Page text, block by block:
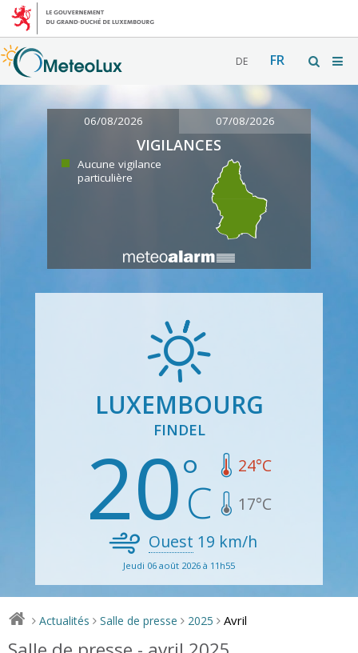
DE FR
06/08/2026 07/08/2026
VIGILANCES
Aucune vigilance
particulière
LUXEMBOURG
FINDEL
20 24°C
17°C
Ouest 19 km/h
Jeudi 06 août 2026 à 11h55
> Actualités > Salle de presse > 2025 > Avril